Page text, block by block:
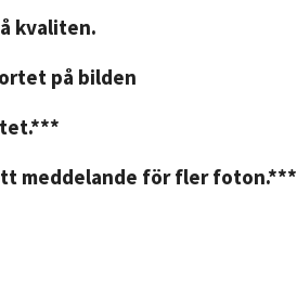
kvaliten.
på bilden
meddelande för fler foton.***